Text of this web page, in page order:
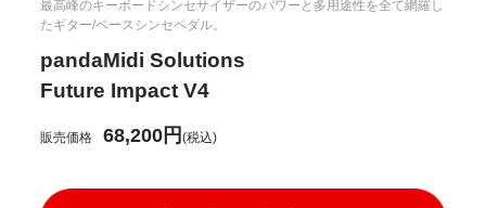
最高峰のキーボードシンセサイザーのパワーと多用途性を全て網羅し
たギター/ベースシンセペダル。
pandaMidi Solutions
Future Impact V4
販売価格 68,200円(税込)